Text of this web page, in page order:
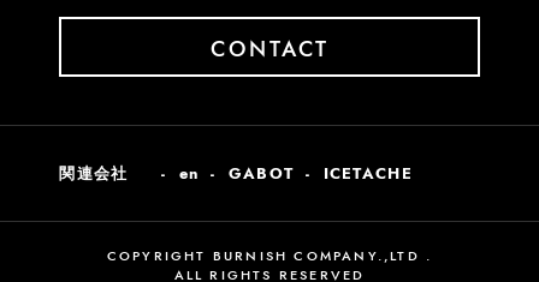
関連会社 en GABOT ICETACHE
CONTACT
COPYRIGHT BURNISH COMPANY.,LTD .
ALL RIGHTS RESERVED